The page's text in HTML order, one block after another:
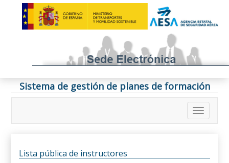
Sistema de gestión de planes de formación
Lista pública de instructores